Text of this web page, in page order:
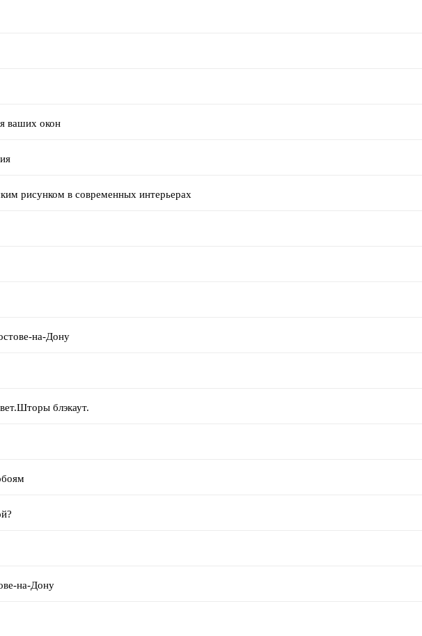
ваших окон
рисунком в современных интерьерах
на-Дону
блэкаут.
на-Дону